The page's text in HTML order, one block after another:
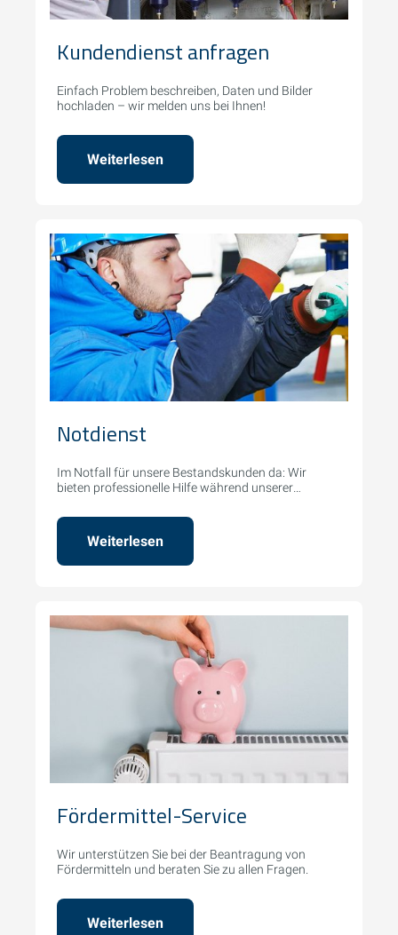
Kundendienst anfragen
Einfach Problem beschreiben, Daten und Bilder
hochladen – wir melden uns bei Ihnen!
Weiterlesen
Notdienst
Im Notfall für unsere Bestandskunden da: Wir
bieten professionelle Hilfe während unserer
Weiterlesen
Fördermittel-Service
Wir unterstützen Sie bei der Beantragung von
Fördermitteln und beraten Sie zu allen Fragen.
Weiterlesen